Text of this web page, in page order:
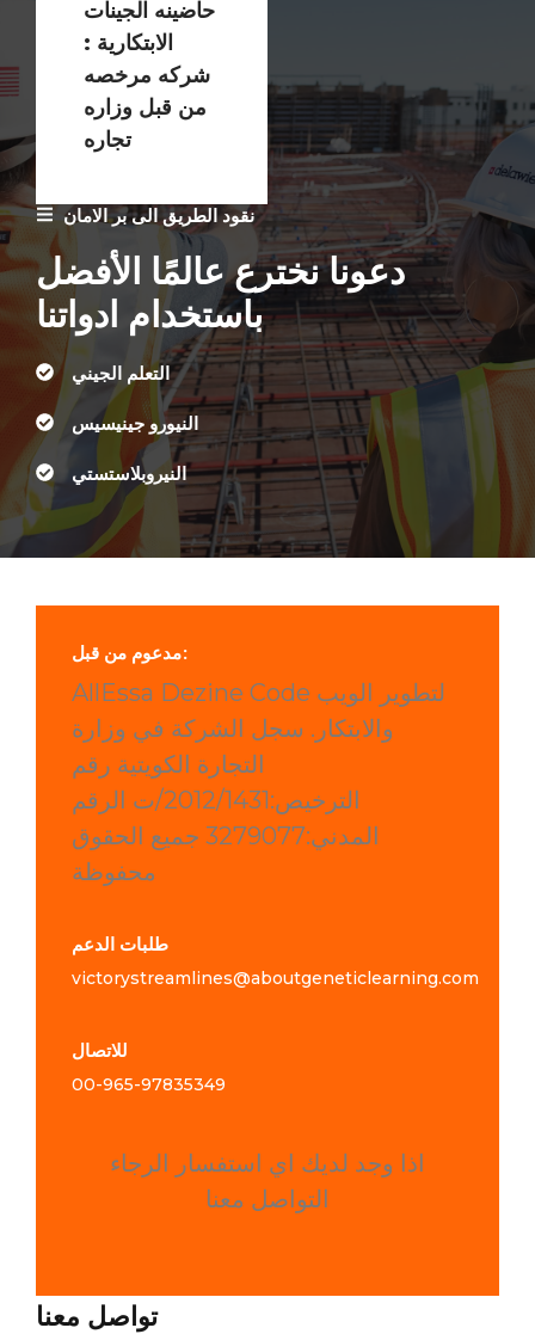
نقود الطريق الى بر الامان
دعونا نخترع عالمًا الأفضل
باستخدام ادواتنا
التعلم الجيني
النيورو جينيسيس
النيروبلاستستي
حاضينه الجينات
الابتكارية :
شركه مرخصه
من قبل وزاره
تجاره
مدعوم من قبل:
AllEssa Dezine Code لتطوير الويب
والابتكار. سجل الشركة في وزارة
التجارة الكويتية رقم
الترخيص:2012/1431/ت الرقم
المدني:3279077 جميع الحقوق
محفوظة
طلبات الدعم
victorystreamlines@aboutgeneticlearning.com
للاتصال
00-965-97835349
اذا وجد لديك اي استفسار الرجاء
التواصل معنا
تواصل معنا